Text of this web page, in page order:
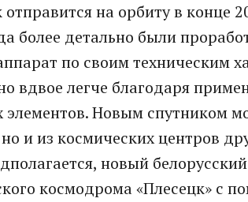
отправится на орбиту в конце
более детально были
по своим техническим
вдвое легче благодаря
элементов. Новым спутником
и из космических центров
новый
космодрома «Плесецк» с